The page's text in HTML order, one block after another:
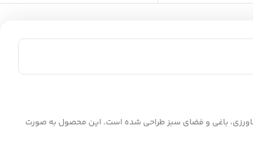
باغی و فضای سبز طراحی شده است. این محصول به صورت